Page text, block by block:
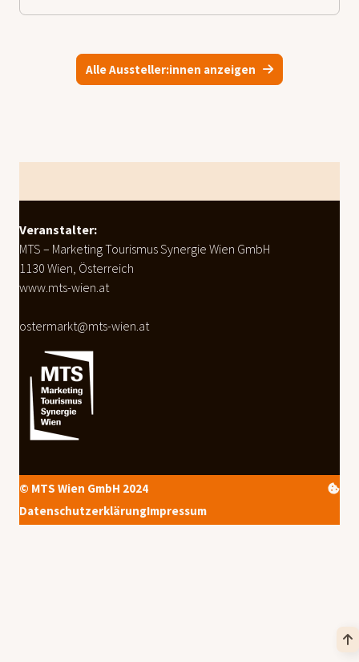
weiterlesen
Alle Aussteller:innen anzeigen
Veranstalter:
MTS – Marketing Tourismus Synergie Wien GmbH
1130 Wien, Österreich
www.mts-wien.at
ostermarkt@mts-wien.at
© MTS Wien GmbH 2024
DatenschutzerklärungImpressum